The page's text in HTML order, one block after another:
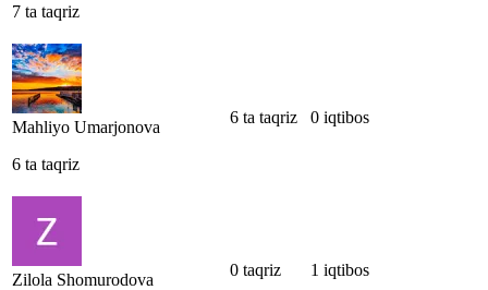
7 ta taqriz
Mahliyo Umarjonova
6 ta taqriz
6 ta taqriz 0 iqtibos
Zilola Shomurodova
0 taqriz 1 iqtibos